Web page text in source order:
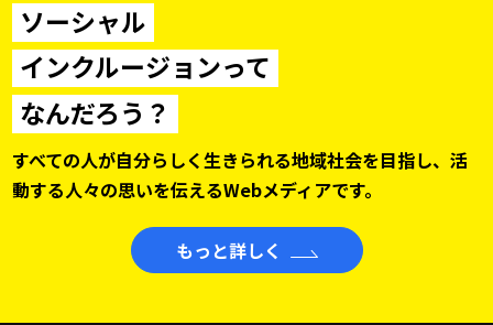
ソーシャル
インクルージョンって
なんだろう？
すべての人が自分らしく生きられる地域社会を目指し、活
動する人々の思いを伝えるWebメディアです。
もっと詳しく